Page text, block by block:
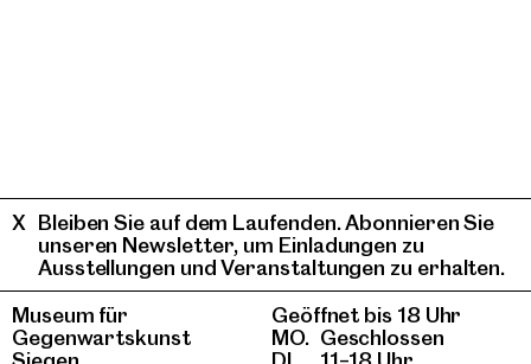
Museum für
Gegenwartskunst
Geöffnet bis 18 Uhr
MO. Geschlossen
Bleiben Sie auf dem Laufenden. Abonnieren Sie
unseren Newsletter, um Einladungen zu
Ausstellungen und Veranstaltungen zu erhalten.